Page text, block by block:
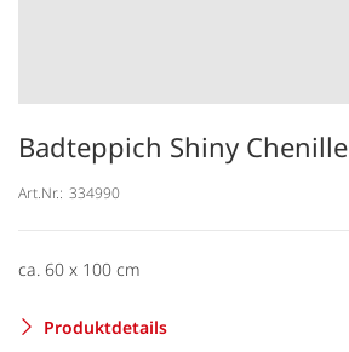
Badteppich Shiny Chenille
Art.Nr.: 334990
ca. 60 x 100 cm
Produktdetails